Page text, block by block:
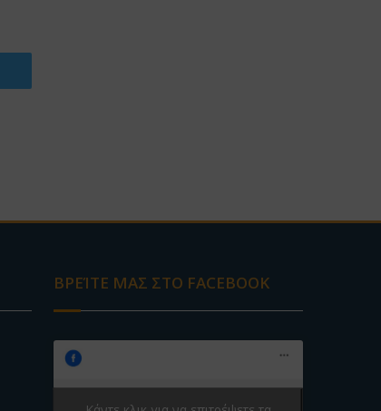
ΒΡΕΊΤΕ ΜΑΣ ΣΤΟ FACEBOOK